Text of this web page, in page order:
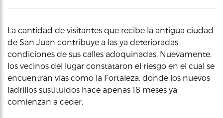
La cantidad de visitantes que recibe la antigua ciudad
de San Juan contribuye a las ya deterioradas
condiciones de sus calles adoquinadas. Nuevamente,
los vecinos del lugar constataron el riesgo en el cual se
encuentran vías como la Fortaleza, donde los nuevos
ladrillos sustituidos hace apenas 18 meses ya
comienzan a ceder.